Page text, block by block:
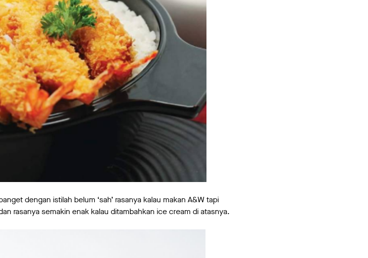
dengan istilah belum ‘sah’ rasanya kalau makan A&W tapi
rasanya semakin enak kalau ditambahkan ice cream di atasnya.